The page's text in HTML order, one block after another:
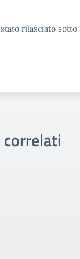
rilasciato